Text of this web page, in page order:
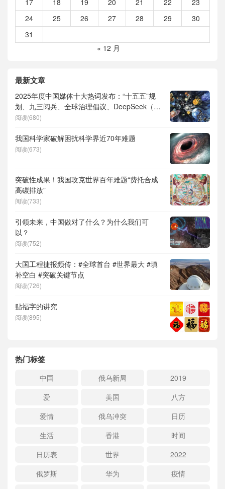
17
18 19 20 21 22
23
24
25 26 27 28 29
30
31
« 12 月
最新文章
2025年度中国媒体十大热词发布：“十五五”规
划、九三阅兵、全球治理倡议、DeepSeek（深
度求索）、人形机器人、苏超、票根经济、育
阅读(680)
我国科学家破解困扰科学界近70年难题
阅读(673)
突破性成果！我国攻克世界百年难题“费托合成
高碳排放”
阅读(733)
引领未来，中国做对了什么？为什么我们可
以？
阅读(752)
大国工程捷报频传：#全球首台 #世界最大 #填
补空白 #突破关键节点
阅读(726)
贴福字的讲究
阅读(895)
热门标签
中国 俄乌新局
2019
爱
美国
八方
爱情
俄乌冲突
日历
生活
香港
时间
日历表
世界
2022
俄罗斯
华为
疫情